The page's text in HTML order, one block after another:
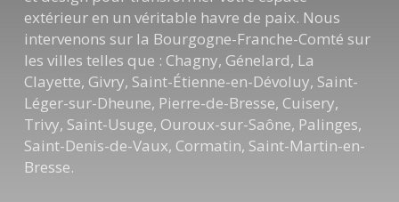
extérieur en un véritable havre de paix. Nous
intervenons sur la Bourgogne-Franche-Comté sur
les villes telles que : Chagny, Génelard, La
Clayette, Givry, Saint-Étienne-en-Dévoluy, Saint-
Léger-sur-Dheune, Pierre-de-Bresse, Cuisery,
Trivy, Saint-Usuge, Ouroux-sur-Saône, Palinges,
Saint-Denis-de-Vaux, Cormatin, Saint-Martin-en-
Bresse.